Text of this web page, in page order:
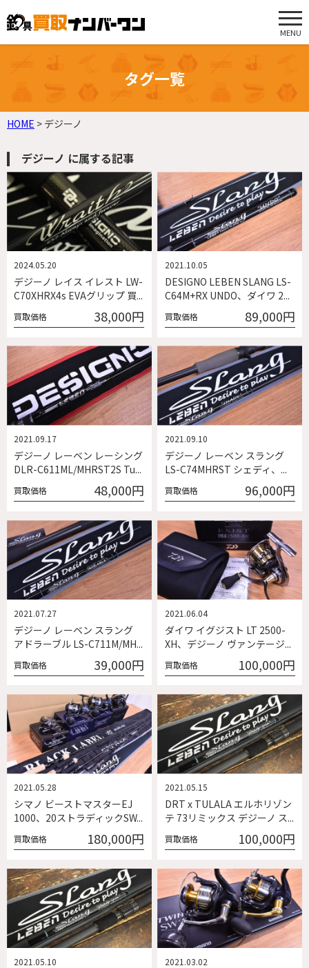
MENU
タグ一覧
HOME > デジーノ
デジーノ に属する記事
デジーノ レイス イレスト LW-
C70XHRX4s EVAグリップ 買...
2024.05.20
買取価格 38,000円
DESIGNO LEBEN SLANG LS-
C64M+RX UNDO、ダイワ 2...
2021.10.05
買取価格 89,000円
デジーノ レーベン レーシング
DLR-C611ML/MHRST2S Tu...
2021.09.17
買取価格 48,000円
デジーノ レーベン スラング
LS-C74MHRST シェディ、...
2021.09.10
買取価格 96,000円
デジーノ レーベン スラング
アドラーブル LS-C711M/MH...
2021.07.27
買取価格 39,000円
ダイワ イグジスト LT 2500-
XH、デジーノ ヴァンテージ...
2021.06.04
買取価格 100,000円
シマノ ビーストマスターEJ
1000、20ストラディックSW...
2021.05.28
買取価格 180,000円
DRT x TULALA エルホリゾン
テ 73リミックス デジーノ ス...
2021.05.15
買取価格 100,000円
2021.05.10 2021.03.02